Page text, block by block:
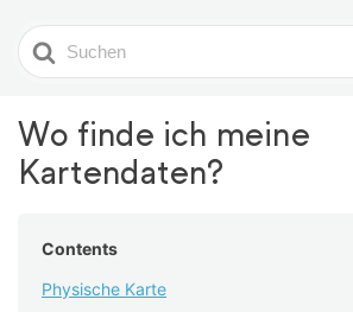
Search
For
Wo finde ich meine
Kartendaten?
Contents
Physische Karte